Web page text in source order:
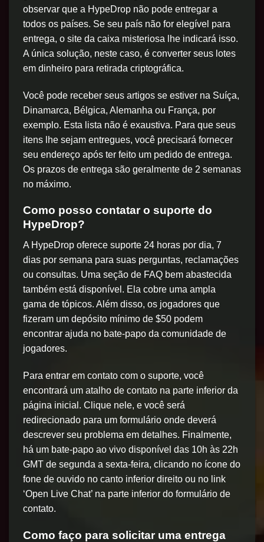
observar que a HypeDrop não pode entregar a
todos os países. Se seu país não for elegível para
entrega, o site da caixa misteriosa lhe indicará isso.
A única solução, neste caso, é converter seus lotes
em dinheiro para retirada criptográfica.
Você pode receber seus artigos se estiver na Suíça,
Dinamarca, Bélgica, Alemanha ou França, por
exemplo. Esta lista não é exaustiva. Para que seus
itens lhe sejam entregues, você precisará fornecer
seu endereço após ter feito um pedido de entrega.
Os prazos de entrega são geralmente de 2 semanas
no máximo.
Como posso contatar o suporte do
HypeDrop?
A HypeDrop oferece suporte 24 horas por dia, 7
dias por semana para suas perguntas, reclamações
ou consultas. Uma seção de FAQ bem abastecida
também está disponível. Ela cobre uma ampla
gama de tópicos. Além disso, os jogadores que
fizeram um depósito mínimo de $50 podem
encontrar ajuda no bate-papo da comunidade de
jogadores.
Para entrar em contato com o suporte, você
encontrará um atalho de contato na parte inferior da
página inicial. Clique nele, e você será
redirecionado para um formulário onde deverá
descrever seu problema em detalhes. Finalmente,
há um bate-papo ao vivo disponível das 10h às 22h
GMT de segunda a sexta-feira, clicando no ícone do
fone de ouvido no canto inferior direito ou no link
‘Open Live Chat’ na parte inferior do formulário de
contato.
Como faço para solicitar uma entrega